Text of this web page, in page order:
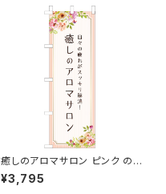
癒しのアロマサロン ピンク のぼ
り旗
¥3,795